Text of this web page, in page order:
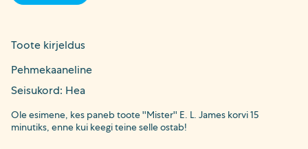
Toote kirjeldus
Pehmekaaneline
Seisukord: Hea
Ole esimene, kes paneb toote ''Mister'' E. L. James korvi 15
minutiks, enne kui keegi teine selle ostab!